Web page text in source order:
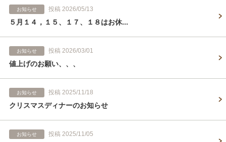
お知らせ 投稿 2026/05/13
５月１４，１５、１７、１８はお休...
お知らせ 投稿 2026/03/01
値上げのお願い、、、
お知らせ 投稿 2025/11/18
クリスマスディナーのお知らせ
お知らせ 投稿 2025/11/05